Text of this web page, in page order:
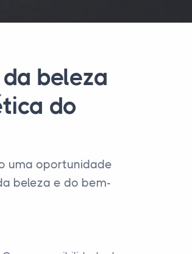
beleza
do
uma oportunidade
beleza e do bem-